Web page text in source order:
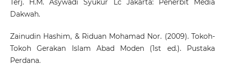
Terj. H.M. Asywadi Syukur Lc Jakarta: Penerbit Media
Dakwah.
Zainudin Hashim, & Riduan Mohamad Nor. (2009). Tokoh-
Tokoh Gerakan Islam Abad Moden (1st ed.). Pustaka
Perdana.